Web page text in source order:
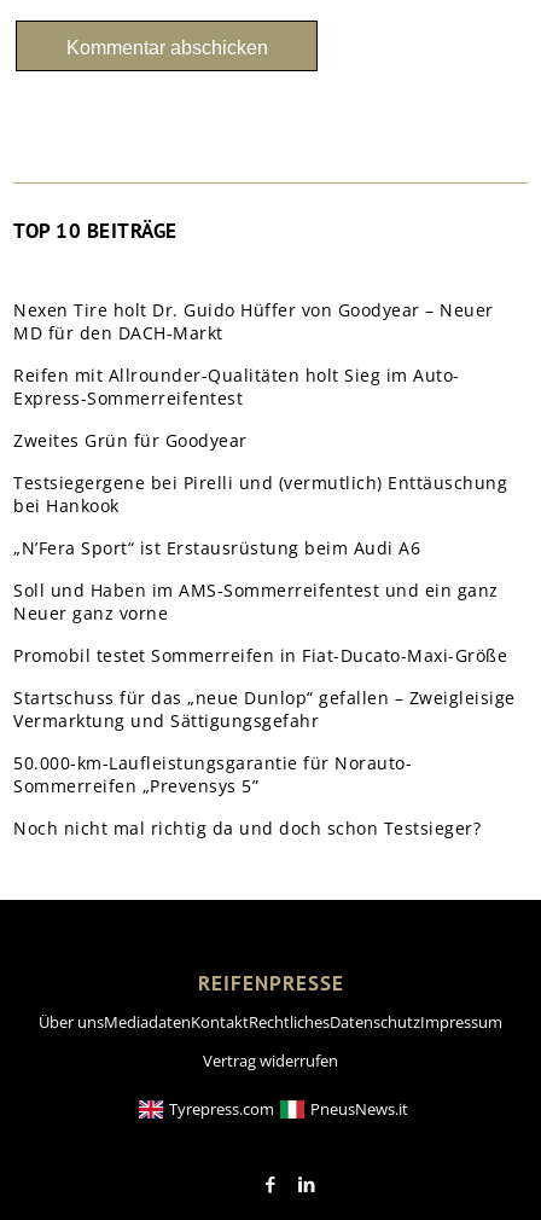
TOP 10 BEITRÄGE
Nexen Tire holt Dr. Guido Hüffer von Goodyear – Neuer
MD für den DACH-Markt
Reifen mit Allrounder-Qualitäten holt Sieg im Auto-
Express-Sommerreifentest
Zweites Grün für Goodyear
Testsiegergene bei Pirelli und (vermutlich) Enttäuschung
bei Hankook
„N’Fera Sport“ ist Erstausrüstung beim Audi A6
Soll und Haben im AMS-Sommerreifentest und ein ganz
Neuer ganz vorne
Promobil testet Sommerreifen in Fiat-Ducato-Maxi-Größe
Startschuss für das „neue Dunlop“ gefallen – Zweigleisige
Vermarktung und Sättigungsgefahr
50.000-km-Laufleistungsgarantie für Norauto-
Sommerreifen „Prevensys 5”
Noch nicht mal richtig da und doch schon Testsieger?
REIFENPRESSE
Über unsMediadatenKontaktRechtlichesDatenschutzImpressum
Vertrag widerrufen
Tyrepress.com PneusNews.it